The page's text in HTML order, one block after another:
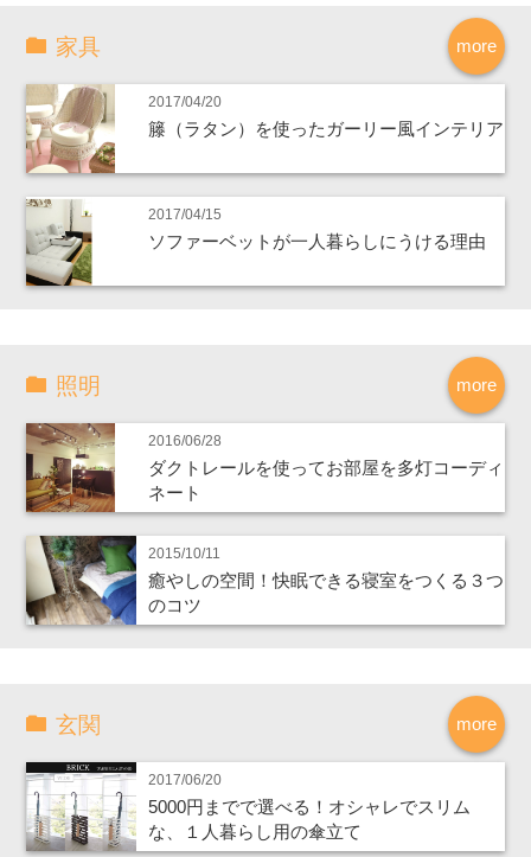
more
家具
2017/04/20
籐（ラタン）を使ったガーリー風インテリア
2017/04/15
ソファーベットが一人暮らしにうける理由
more
照明
2016/06/28
ダクトレールを使ってお部屋を多灯コーディ
ネート
2015/10/11
癒やしの空間！快眠できる寝室をつくる３つ
のコツ
more
玄関
2017/06/20
5000円までで選べる！オシャレでスリム
な、１人暮らし用の傘立て